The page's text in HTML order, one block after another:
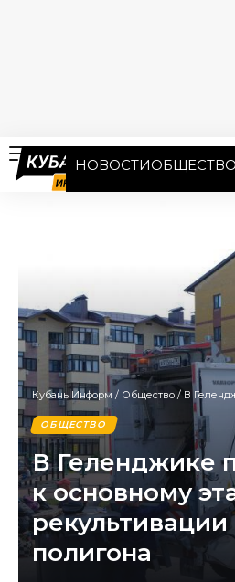
НОВОСТИОБЩЕСТВО
Кубань Информ / Общество / В Геленджике
ОБЩЕСТВО
В Геленджике
к основному
полигона